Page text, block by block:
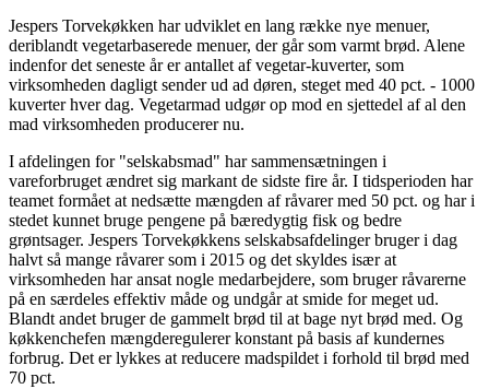
Jespers Torvekøkken har udviklet en lang række nye menuer,
deriblandt vegetarbaserede menuer, der går som varmt brød. Alene
indenfor det seneste år er antallet af vegetar-kuverter, som
virksomheden dagligt sender ud ad døren, steget med 40 pct. - 1000
kuverter hver dag. Vegetarmad udgør op mod en sjettedel af al den
mad virksomheden producerer nu.
I afdelingen for "selskabsmad" har sammensætningen i
vareforbruget ændret sig markant de sidste fire år. I tidsperioden har
teamet formået at nedsætte mængden af råvarer med 50 pct. og har i
stedet kunnet bruge pengene på bæredygtig fisk og bedre
grøntsager. Jespers Torvekøkkens selskabsafdelinger bruger i dag
halvt så mange råvarer som i 2015 og det skyldes især at
virksomheden har ansat nogle medarbejdere, som bruger råvarerne
på en særdeles effektiv måde og undgår at smide for meget ud.
Blandt andet bruger de gammelt brød til at bage nyt brød med. Og
køkkenchefen mængderegulerer konstant på basis af kundernes
forbrug. Det er lykkes at reducere madspildet i forhold til brød med
70 pct.